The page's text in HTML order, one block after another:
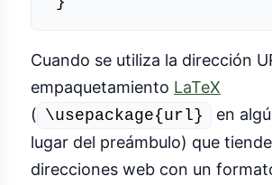
Cuando se utiliza la dirección
empaquetamiento LaTeX
( \usepackage{url}
en
lugar del preámbulo) que
direcciones web con un